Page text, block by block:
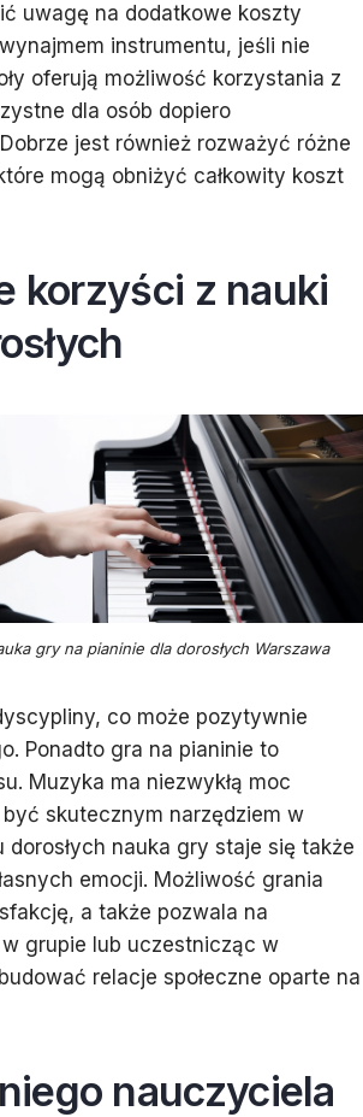
uwagę na dodatkowe koszty
instrumentu, jeśli nie
oferują możliwość korzystania z
dla osób dopiero
jest również rozważyć różne
mogą obniżyć całkowity koszt
korzyści z nauki
gry na pianinie dla dorosłych Warszawa
co może pozytywnie
Ponadto gra na pianinie to
Muzyka ma niezwykłą moc
skutecznym narzędziem w
nauka gry staje się także
emocji. Możliwość grania
a także pozwala na
grupie lub uczestnicząc w
relacje społeczne oparte na
nauczyciela